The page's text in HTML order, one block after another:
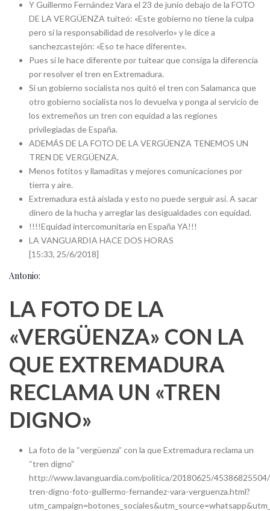
Y Guillermo Fernández Vara el 23 de junio debajo de la FOTO
DE LA VERGÜENZA tuiteó: «Este gobierno no tiene la culpa
pero sí la responsabilidad de resolverlo» y le dice a
sanchezcastejón: «Eso te hace diferente».
Pues si le hace diferente por tuitear que consiga la diferencia
por resolver el tren en Extremadura.
Si un gobierno socialista nos quitó el tren con Salamanca que
otro gobierno socialista nos lo devuelva y ponga al servicio de
los extremeños un tren con equidad a las regiones
privilegiadas de España.
ADEMÁS DE LA FOTO DE LA VERGÜENZA TENEMOS UN
TREN DE VERGÜENZA.
Menos fotitos y llamaditas y mejores comunicaciones por
tierra y aire.
Extremadura está aislada y esto no puede serguir así. A sacar
dinero de la hucha y arreglar las desigualdades con equidad.
!!!!Equidad intercomunitaria en España YA!!!
LA VANGUARDIA HACE DOS HORAS
[15:33, 25/6/2018]
Antonio:
LA FOTO DE LA
«VERGÜENZA» CON LA
QUE EXTREMADURA
RECLAMA UN «TREN
DIGNO»
La foto de la “vergüenza” con la que Extremadura reclama un
“tren digno”
http://www.lavanguardia.com/politica/20180625/
tren-digno-foto-guillermo-fernandez-vara-verguenza.html?